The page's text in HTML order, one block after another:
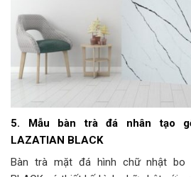
5. Mẫu bàn trà đá nhân tạo
LAZATIAN BLACK
Bàn trà mặt đá hình chữ nhật bo